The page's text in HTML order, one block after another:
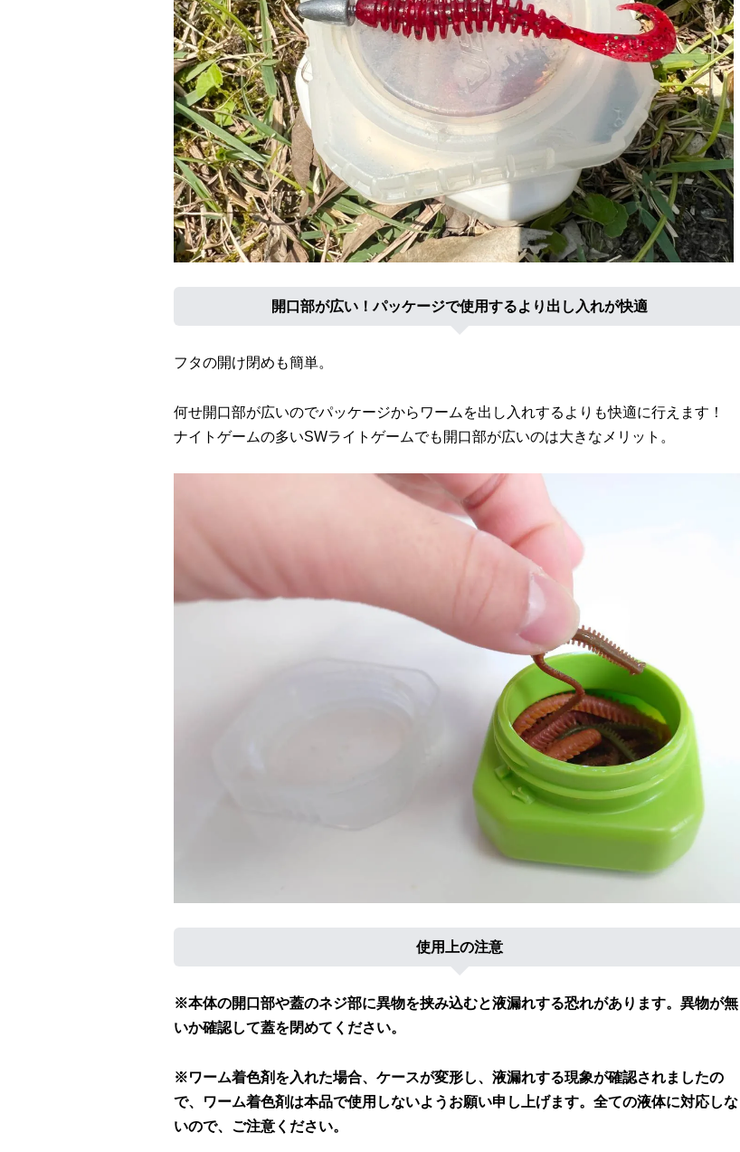
開口部が広い！パッケージで使用するより出し入れが快適
フタの開け閉めも簡単。
何せ開口部が広いのでパッケージからワームを出し入れするよりも快適に行えます！
ナイトゲームの多いSWライトゲームでも開口部が広いのは大きなメリット。
使用上の注意
※本体の開口部や蓋のネジ部に異物を挟み込むと液漏れする恐れがあります。異物が無
いか確認して蓋を閉めてください。
※ワーム着色剤を入れた場合、ケースが変形し、液漏れする現象が確認されましたの
で、ワーム着色剤は本品で使用しないようお願い申し上げます。全ての液体に対応しな
いので、ご注意ください。